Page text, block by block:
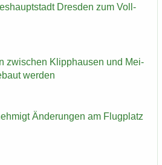
Dres­den zum Voll­
zwi­schen Klipp­hau­sen und Mei­
wer­den
Än­de­run­gen am Flug­platz